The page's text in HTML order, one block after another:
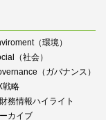
（環境）
（社会）
（ガバナンス）
戦略
務情報ハイライト
カイブ